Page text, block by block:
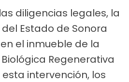
diligencias legales, la
Estado de Sonora
en el inmueble de la
Regenerativa
intervención, los